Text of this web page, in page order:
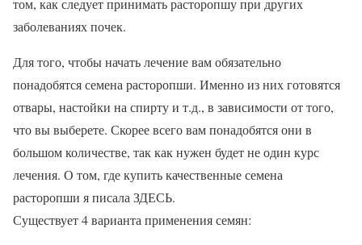
заболеваниях почек.
Для того, чтобы начать лечение вам обязательно
понадобятся семена расторопши. Именно из них готовятся
отвары, настойки на спирту и т.д., в зависимости от того,
что вы выберете. Скорее всего вам понадобятся они в
большом количестве, так как нужен будет не один курс
лечения. О том, где купить качественные семена
расторопши я писала ЗДЕСЬ.
Существует 4 варианта применения семян: